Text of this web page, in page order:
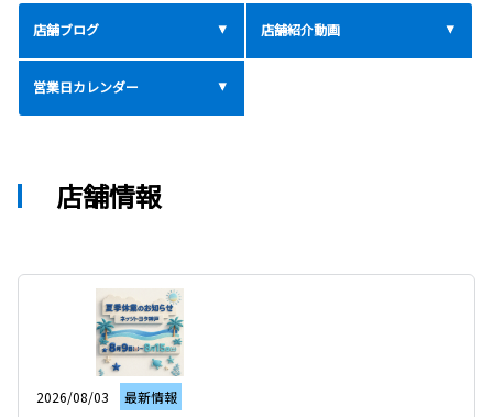
店舗ブログ 店舗紹介動画
営業日カレンダー
店舗情報
2026/08/03 最新情報